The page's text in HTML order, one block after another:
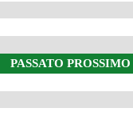
PASSATO PROSSIMO